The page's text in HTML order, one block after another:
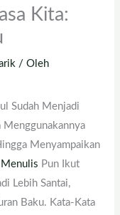
Kita:
/ Oleh
Sudah Menjadi
Menggunakannya
Menyampaikan
Menulis Pun Ikut
Lebih Santai,
Baku. Kata-Kata